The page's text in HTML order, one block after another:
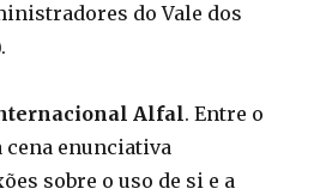
do Vale dos
Alfal. Entre o
enunciativa
sobre o uso de si e a